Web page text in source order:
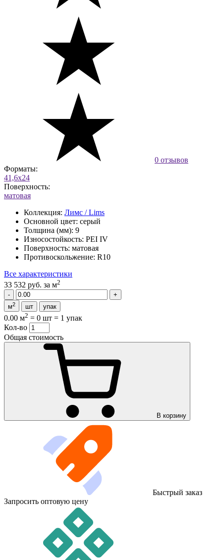
0 отзывов
Форматы:
41,6x24
Поверхность:
матовая
Коллекция: Лимс / Lims
Основной цвет: серый
Толщина (мм): 9
Износостойкость: PEI IV
Поверхность: матовая
Противоскольжение: R10
Все характеристики
33 532 руб. за м2
м2 шт упак
0.00 м2 = 0 шт = 1 упак
Кол-во
Общая стоимость
В корзину
Быстрый заказ
Запросить оптовую цену